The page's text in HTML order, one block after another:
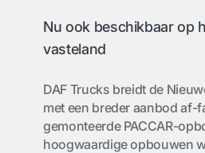
Nu ook beschikbaar op
vasteland
DAF Trucks breidt de
met een breder aanbod af-
gemonteerde PACCAR-
hoogwaardige opbouwen